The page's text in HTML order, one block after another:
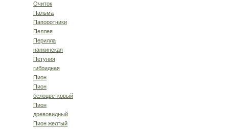
Очиток
Пальма
Папоротники
Пеллея
Перилла
нанкинская
Петуния
гибридная
Пион
Пион
белоцветковый
Пион
древовидный
Пион желтый